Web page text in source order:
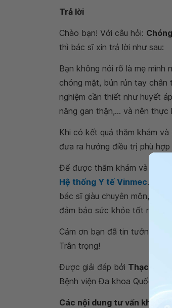
Trả lời
Chào bạn! Với câu hỏi:
thì bác sĩ xin trả lời như sau:
Bạn không nói rõ là mẹ mình
chóng mặt, bủn rủn tay chân
nghiệm cần thiết như huyết
năng gan thận,... và nên thực
Khi có kết quả thăm khám
đưa ra hướng điều trị phù
Để được thăm khám và tư
Hệ thống Y tế Vinmec. Tại
bác sĩ giàu chuyên môn, kinh
đảm bảo sức khỏe tốt nhất
Cảm ơn bạn đã tin tưởng và
Trân trọng!
Được giải đáp bởi Thạc sĩ,
Bệnh viện Đa khoa Quốc tế
Các nội dung tư vấn khác